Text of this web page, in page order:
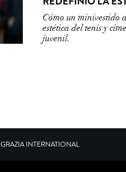
Cómo un minivestido
estética del tenis y
juvenil.
GRAZIA INTERNATIONAL